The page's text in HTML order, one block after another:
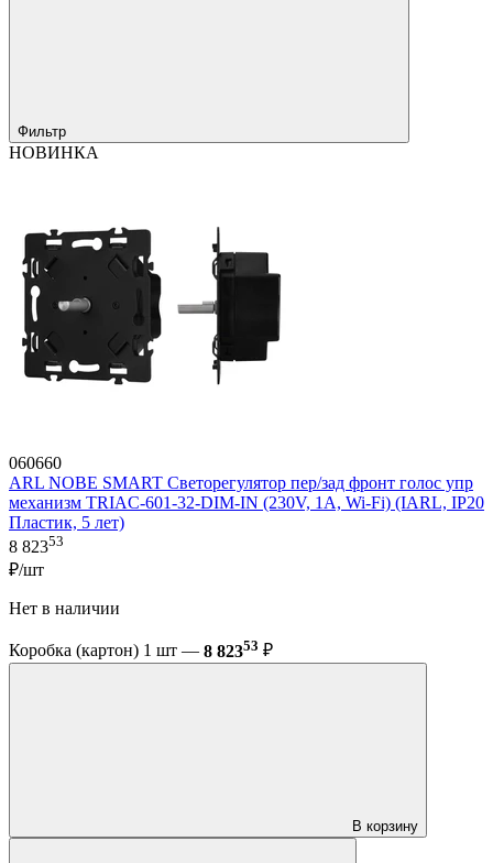
Фильтр
НОВИНКА
060660
ARL NOBE SMART Светорегулятор пер/зад фронт голос упр
механизм TRIAC-601-32-DIM-IN (230V, 1A, Wi-Fi) (IARL, IP20
Пластик, 5 лет)
8 82353
₽/шт
Нет в наличии
Коробка (картон) 1 шт — 8 82353 ₽
В корзину